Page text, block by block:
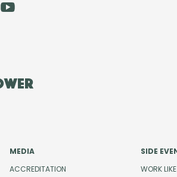
MEDIA
ACCREDITATION
SIDE
WORK